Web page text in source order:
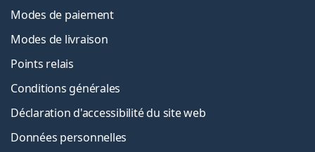
Modes de paiement
Modes de livraison
Points relais
Conditions générales
Déclaration d'accessibilité du site web
Données personnelles